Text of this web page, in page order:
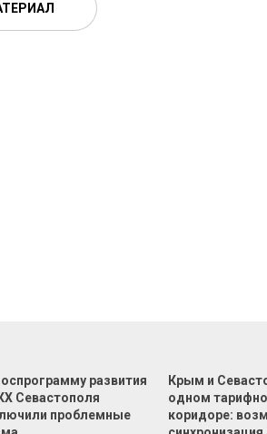
развития
Севастополя
проблемные
Крым и
одном
коридоре: